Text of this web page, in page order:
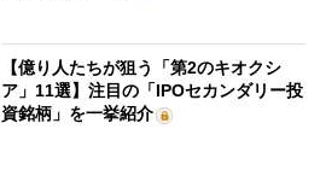
【億り人たちが狙う「第2のキオクシ
ア」11選】注目の「IPOセカンダリー投
資銘柄」を一挙紹介